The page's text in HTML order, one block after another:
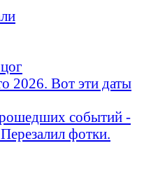
2026. Вот эти даты
событий -
фотки.